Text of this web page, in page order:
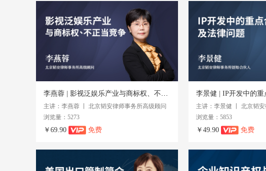
主讲：李燕蓉 丨 北京韬安律师事务所高级顾问
浏览量：5273
￥69.90 免费
李景健 | IP开发中的
浏览量：5853
￥49.90 免费